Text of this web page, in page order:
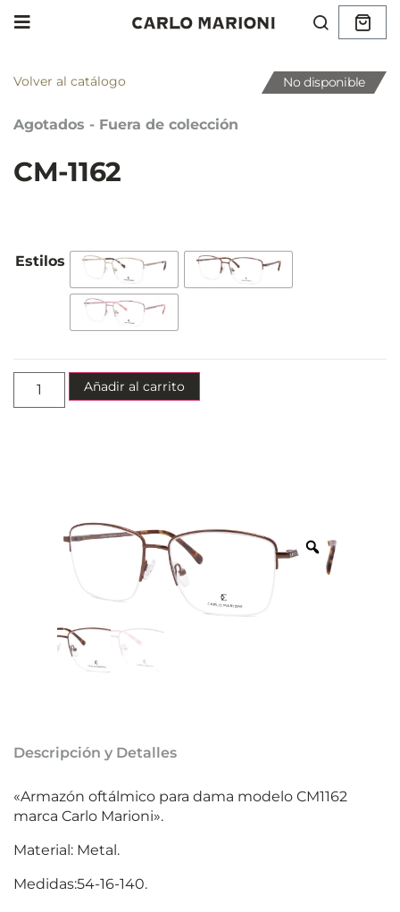
Descripción y Detalles
«Armazón oftálmico para dama modelo CM1162
marca Carlo Marioni».
Material: Metal.
Medidas:54-16-140.
Volver al catálogo
Agotados - Fuera de colección
CM-1162
No disponible
Añadir al carrito